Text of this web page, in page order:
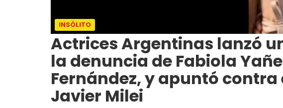
INSÓLITO
Actrices Argentinas lanzó
la denuncia de Fabiola
Fernández, y apuntó contra
Javier Milei